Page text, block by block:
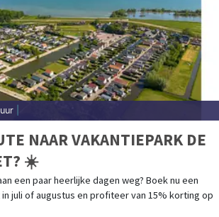
NAAR VAKANTIEPARK DE
☀️
aan een paar heerlijke dagen weg? Boek nu een
juli of augustus en profiteer van 15% korting op